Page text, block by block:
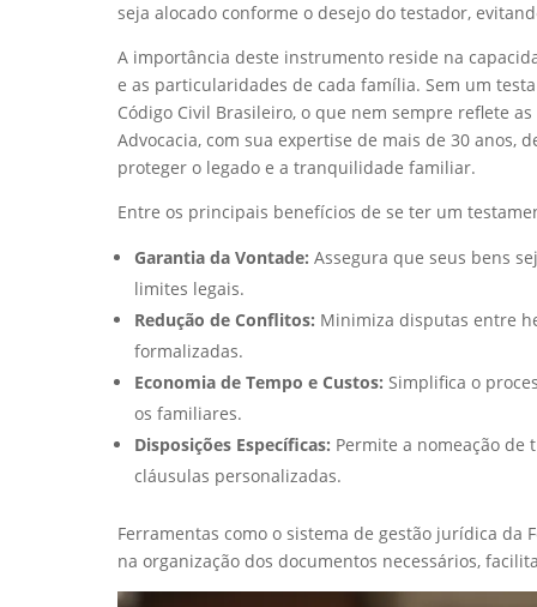
seja alocado conforme o desejo do testador,
A importância deste instrumento reside na
e as particularidades de cada família. Sem um
Código Civil Brasileiro, o que nem sempre reflete
Advocacia, com sua expertise de mais de 30 anos,
proteger o legado e a tranquilidade familiar.
Entre os principais benefícios de se ter um
Garantia da Vontade: Assegura que seus bens
limites legais.
Redução de Conflitos: Minimiza disputas entre
formalizadas.
Economia de Tempo e Custos: Simplifica o
os familiares.
Disposições Específicas: Permite a nomeação de
cláusulas personalizadas.
Ferramentas como o sistema de gestão jurídica da
na organização dos documentos necessários,